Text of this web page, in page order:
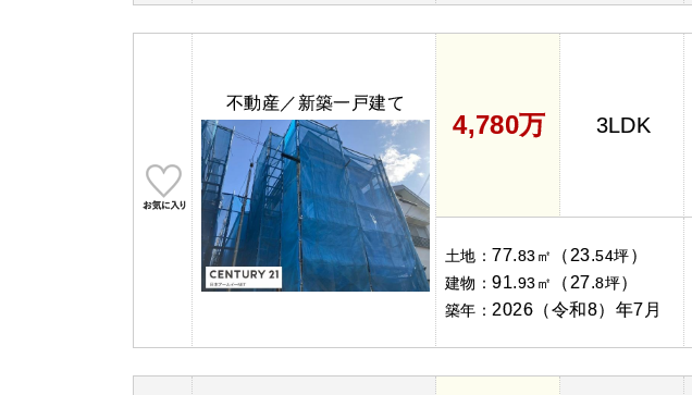
不動産／新築一戸建て
4,780万 3LDK
土地：77.83㎡ （23.54坪）
建物：91.93㎡ （27.8坪）
築年： 2026（令和8）年7月